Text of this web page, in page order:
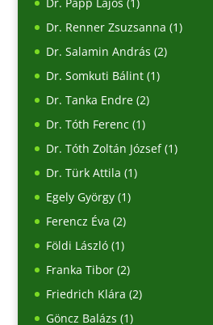
Dr. Renner Zsuzsanna (1)
Dr. Salamin András (2)
Dr. Somkuti Bálint(1)
Dr. Tanka Endre(2)
Dr. Tóth Ferenc (1)
Dr. Tóth Zoltán József(1)
Dr. Türk Attila (1)
Egely György(1)
Ferencz Éva (2)
Földi László(1)
Franka Tibor(2)
Friedrich Klára (2)
Göncz Balázs (1)